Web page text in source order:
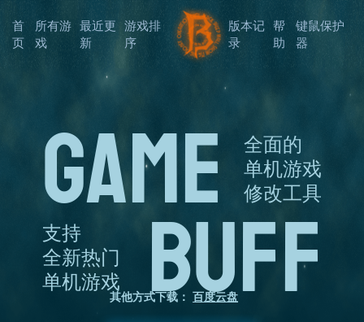
首
页
所有游
戏
最近更
新
游戏排
序
版本记
录
帮
助
键鼠保护
器
GAME
全面的
单机游戏
修改工具
支持
全新热门
单机游戏
BUFF
其他方式下载： 百度云盘